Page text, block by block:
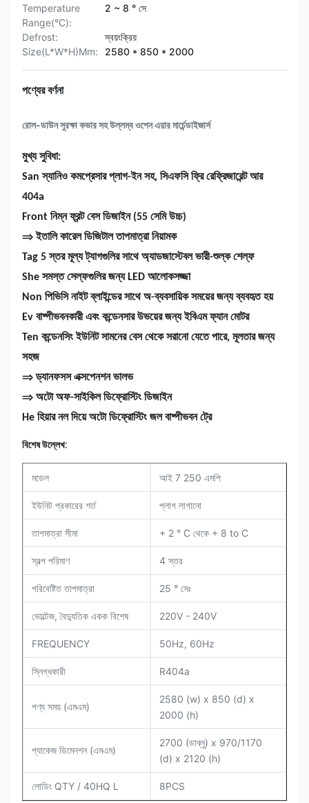
Temperature
Range(°C):
2 ~ 8 ° সে
Defrost:
স্বয়ংক্রিয়
Size(L*W*H)Mm:
2580 * 850 * 2000
পণ্যের বর্ণনা
রোল-ডাউন সুরক্ষা কভার সহ উল্লম্ব ওপেন এয়ার মার্চেন্ডাইজার্স
মুখ্য সুবিধা:
San স্যানিও কমপ্রেসার প্লাগ-ইন সহ, সিএফসি ফ্রি রেফ্রিজারেন্ট আর
404a
Front নিম্ন ফ্রন্ট বেস ডিজাইন (55 সেমি উচ্চ)
⇒ ইতালি কারেল ডিজিটাল তাপমাত্রা নিয়ামক
Tag 5 স্তর মূল্য ট্যাগগুলির সাথে অ্যাডজাস্টেবল ভারী-শুল্ক শেল্ফ
She সমস্ত সেল্ফগুলির জন্য LED আলোকসজ্জা
Non পিভিসি নাইট ব্লাইন্ডের সাথে অ-ব্যবসায়িক সময়ের জন্য ব্যবহৃত হয়
Ev বাষ্পীভবনকারী এবং কন্ডেনসার উভয়ের জন্য ইবিএম ফ্যান মোটর
Ten কন্ডেনসিং ইউনিট সামনের বেস থেকে সরানো যেতে পারে, মূলতার জন্য
সহজ
⇒ ড্যানফসস এক্সপেনশন ভালভ
⇒ অটো অফ-সাইকিল ডিফ্রোস্টিং ডিজাইন
He হিয়ার নল দিয়ে অটো ডিফ্রোস্টিং জল বাষ্পীভবন ট্রে
বিশেষ উল্লেখ:
মডেল আই 7 250 এমপি
ইউনিট প্রকারের শর্ত প্লাগ লাগানো
তাপমাত্রা সীমা + 2 ° C থেকে + 8 to C
স্বল্প পরিমাণ 4 স্তর
পরিবেষ্টিত তাপমাত্রা 25 ° সেঃ
ভোল্টেজ, বৈদ্যুতিক একক বিশেষ 220V - 240V
FREQUENCY 50Hz, 60Hz
স্নিগ্ধকারী R404a
পণ্য সময় (এমএম)
2580 (w) x 850 (d) x
2000 (h)
প্যাকেজ ডিমেনশন (এমএম)
2700 (ডাব্লু) x 970/1170
(d) x 2120 (h)
লোডিং QTY / 40HQ L 8PCS